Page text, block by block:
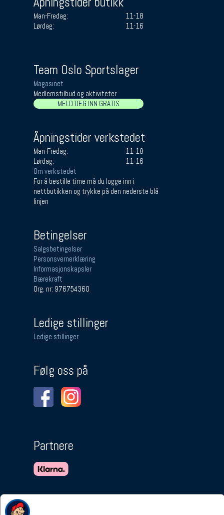
Man-Fredag:
11-18
Lørdag:
11-16
Team Oslo Sportslager
Magasinet
Medlemstilbud og aktiviteter
MELD DEG INN GRATIS
Åpningstider verkstedet
Man-Fredag:
11-18
Lørdag:
11-16
Om verkstedet
For å bestille time må du logge inn i
nettbutikken og trykke på den nederste blå
linjen
Betingelser
Salgsbetingelser
Personsvernerklæring
Informasjonskapsler
Bærekraft
Org. nr: 976754360
Ledige stillinger
Ledige stillinger
Følg oss på
Partnere